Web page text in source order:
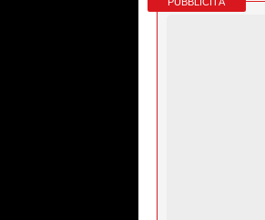
PUBBLICITÀ